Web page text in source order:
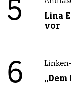
5
Lina
vor
6